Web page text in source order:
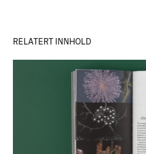
RELATERT INNHOLD